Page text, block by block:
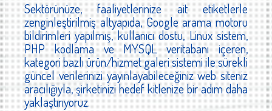
Sektörünüze, faaliyetlerinize ait etiketlerle
zenginleştirilmiş altyapıda, Google arama motoru
bildirimleri yapılmış, kullanıcı dostu, Linux sistem,
PHP kodlama ve MYSQL veritabanı içeren,
kategori bazlı ürün/hizmet galeri sistemi ile sürekli
güncel verilerinizi yayınlayabileceğiniz web siteniz
aracılığıyla, şirketinizi hedef kitlenize bir adım daha
yaklaştırıyoruz.